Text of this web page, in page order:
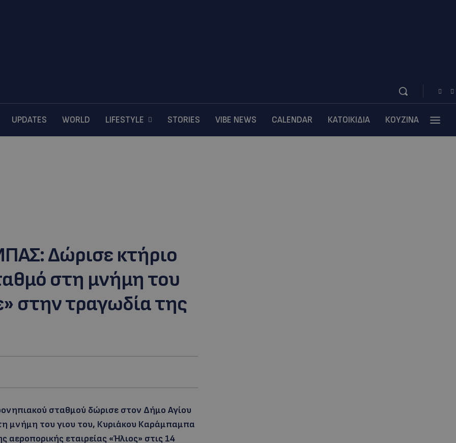
UPDATES WORLD LIFESTYLE STORIES VIBE NEWS CALENDAR ΚΑΤΟΙΚΙΔΙΑ ΚΟΥΖΙΝΑ
Δώρισε κτήριο
στη μνήμη του
στην τραγωδία της
σταθμού δώρισε στον Δήμο Αγίου
μνήμη του γιου του, Κυριάκου Καράμπαμπα
εταιρείας «Ήλιος» στις 14